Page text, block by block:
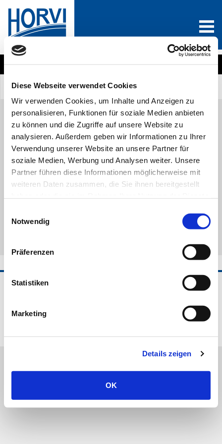
Diese Webseite verwendet Cookies
Wir verwenden Cookies, um Inhalte und Anzeigen zu
personalisieren, Funktionen für soziale Medien anbieten
zu können und die Zugriffe auf unsere Website zu
analysieren. Außerdem geben wir Informationen zu Ihrer
Verwendung unserer Website an unsere Partner für
soziale Medien, Werbung und Analysen weiter. Unsere
Partner führen diese Informationen möglicherweise mit
weiteren Daten zusammen, die Sie ihnen bereitgestellt
Cookies, wenn Sie unsere Webseite weiterhin nutzen.
Notwendig
Präferenzen
Statistiken
Marketing
Details zeigen
OK
Wählen Sie eine Produktkategorie
Sind Sie Neukunde? Anmelden
Alle Produkte A B C D E F G H I
J
K
L M N O P Q R S T U
W
X Y Z
Leider konnten wir keine passenden Produkte für Ihre Suche finden.
Frachtkosten und Lieferzeit
Widerrufsbelehrung